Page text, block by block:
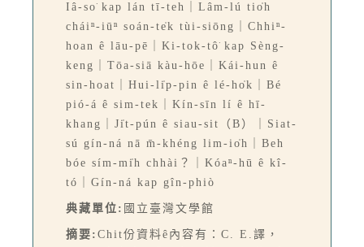
Iâ-so͘ kap lán tī-teh｜Lâm-lú tio̍h
cháiⁿ-iūⁿ soán-te̍k tùi-siōng｜Chhiⁿ-
hoan ê lāu-pē｜Ki-tok-tô͘ kap Sèng-
keng｜Tōa-siā kàu-hōe｜Kái-hun ê
sin-hoat｜Hui-li̍p-pin ê lé-ho̍k｜Bé
pió-á ê sim-tek｜Kín-sīn lí ê hī-
khang｜Ji̍t-pún ê siau-sit（B）｜Siat-
sú gín-ná nā m̄-khéng lim-io̍h｜Beh
bóe sím-mi̍h chhài？｜Kóaⁿ-hū ê kî-
tó｜Gín-ná kap gîn-phiò
典藏單位: 國立臺灣文學館
摘要: Chit份資料ê內容有：C. E.譯，